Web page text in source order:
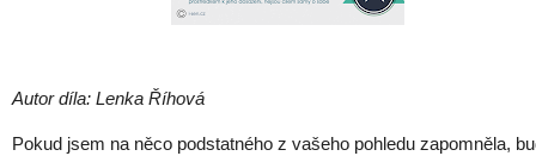
Autor díla: Lenka Říhová
Pokud jsem na něco podstatného z vašeho pohledu zapomněla,